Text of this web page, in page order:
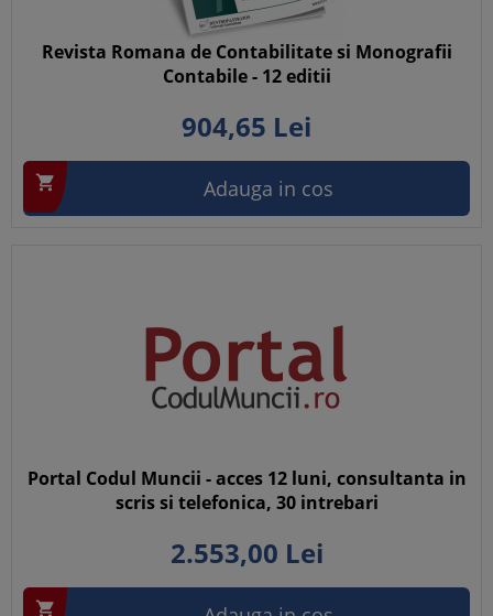
Revista Romana de Contabilitate si Monografii
Contabile - 12 editii
904,65 Lei
 Adauga in cos
Portal Codul Muncii - acces 12 luni, consultanta in
scris si telefonica, 30 intrebari
2.553,00 Lei
